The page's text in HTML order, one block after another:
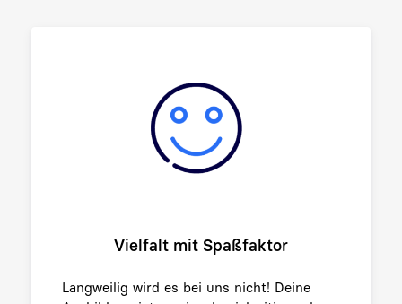
Vielfalt mit Spaßfaktor
Langweilig wird es bei uns nicht! Deine